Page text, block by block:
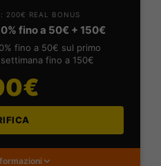
200€ REAL BONUS
fino a 50€ + 150€
fino a 50€ sul primo
fino a 150€